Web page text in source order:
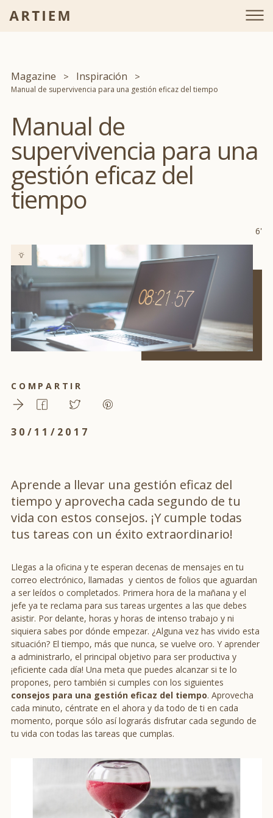
Magazine Inspiración
Manual de supervivencia para una gestión eficaz del tiempo
Manual de
supervivencia para una
gestión eficaz del
tiempo
COMPARTIR
30/11/2017
6'
Aprende a llevar una gestión eficaz del
tiempo y aprovecha cada segundo de tu
vida con estos consejos. ¡Y cumple todas
tus tareas con un éxito extraordinario!
Llegas a la oficina y te esperan decenas de mensajes en tu
correo electrónico, llamadas y cientos de folios que aguardan
a ser leídos o completados. Primera hora de la mañana y el
jefe ya te reclama para sus tareas urgentes a las que debes
asistir. Por delante, horas y horas de intenso trabajo y ni
siquiera sabes por dónde empezar. ¿Alguna vez has vivido esta
situación? El tiempo, más que nunca, se vuelve oro. Y aprender
a administrarlo, el principal objetivo para ser productiva y
¡eficiente cada día! Una meta que puedes alcanzar si te lo
propones, pero también si cumples con los siguientes
consejos para una gestión eficaz del tiempo. Aprovecha
cada minuto, céntrate en el ahora y da todo de ti en cada
momento, porque sólo así lograrás disfrutar cada segundo de
tu vida con todas las tareas que cumplas.